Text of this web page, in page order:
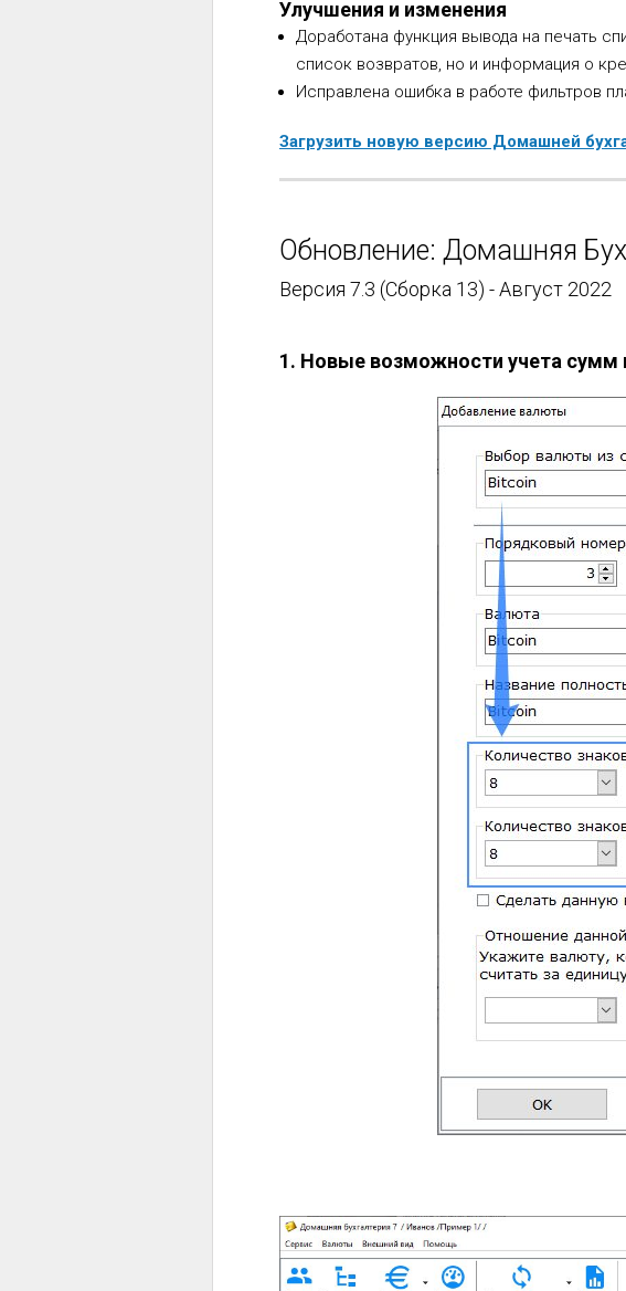
Улучшения и изменения
Доработана функция вывода на печать
список возвратов, но и информация о
Исправлена ошибка в работе фильтров
Загрузить новую версию Домашней
Обновление: Домашняя
Версия 7.3 (Сборка 13) - Август 2022
1. Новые возможности учета сумм